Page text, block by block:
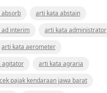
arti kata abstain
interim
arti kata administrator
arti kata aerometer
agitator
arti kata agraria
pajak kendaraan jawa barat